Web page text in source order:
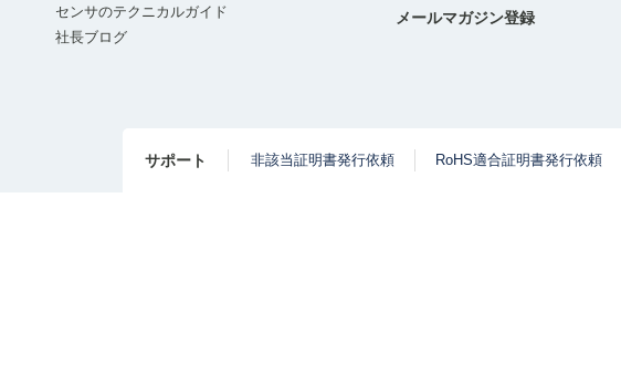
センサのテクニカルガイド
社長ブログ
メールマガジン登録
サポート 非該当証明書発行依頼 RoHS適合証明書発行依頼